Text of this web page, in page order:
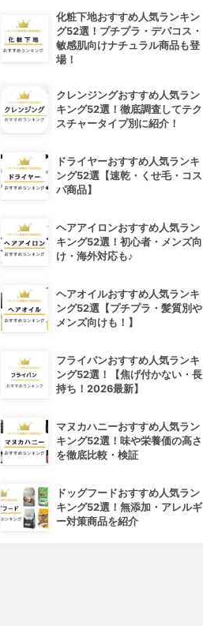
化粧下地おすすめ人気ランキン
グ52選！プチプラ・デパコス・
敏感肌向けナチュラル商品も登
場！
クレンジングおすすめ人気ラン
キング52選！徹底調査してテク
スチャータイプ別に紹介！
ドライヤーおすすめ人気ランキ
ング52選【速乾・くせ毛・コス
パ商品】
ヘアアイロンおすすめ人気ラン
キング52選！初心者・メンズ向
け・海外対応も♪
ヘアオイルおすすめ人気ランキ
ング52選【プチプラ・髪質別や
メンズ向けも！】
フライパンおすすめ人気ランキ
ング52選！【焦げ付かない・長
持ち！2026最新】
マヌカハニーおすすめ人気ラン
キング52選！味や栄養価の高さ
を徹底比較・検証
ドッグフードおすすめ人気ラン
キング52選！無添加・アレルギ
ー対策商品を紹介